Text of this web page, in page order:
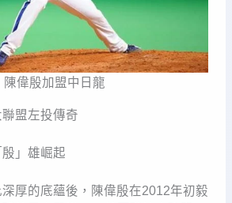
陳偉殷加盟中日龍
盟左投傳奇
」雄崛起
厚的底蘊後，陳偉殷在2012年初毅